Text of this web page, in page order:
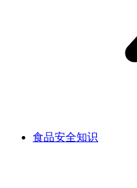
食品安全知识